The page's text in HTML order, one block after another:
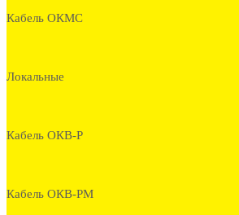
Кабель ОКМС
Локальные
Кабель ОКВ-Р
Кабель ОКВ-РМ